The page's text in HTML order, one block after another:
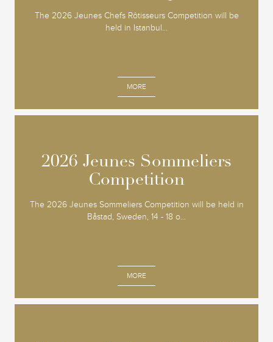
The 2026 Jeunes Chefs Rôtisseurs Competition will be
held in Istanbul...
MORE
2026 Jeunes Sommeliers
Competition
The 2026 Jeunes Sommeliers Competition will be held in
Båstad, Sweden, 14 - 18 o...
MORE
2026 Jeunes Sommeliers
Competition